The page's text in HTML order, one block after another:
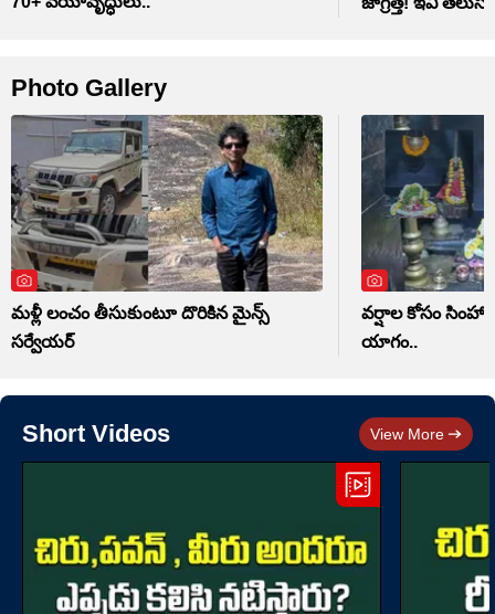
Photo Gallery
మళ్లీ లంచం తీసుకుంటూ దొరికిన మైన్స్
సర్వేయర్
వర్షాల కోసం
యాగం..
Short Videos View More